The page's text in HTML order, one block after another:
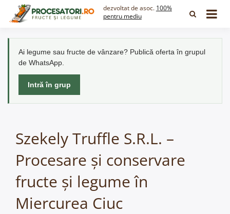
dezvoltat de asoc. 100%
pentru mediu
Ai legume sau fructe de vânzare? Publică oferta în grupul
de WhatsApp.
Intră în grup
Szekely Truffle S.R.L. –
Procesare și conservare
fructe și legume în
Miercurea Ciuc